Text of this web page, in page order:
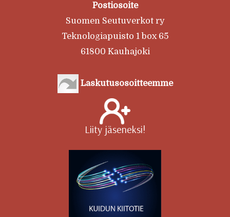
Postiosoite
Suomen Seutuverkot ry
Teknologiapuisto 1 box 65
61800 Kauhajoki
Laskutusosoitteemme
Liity jäseneksi!